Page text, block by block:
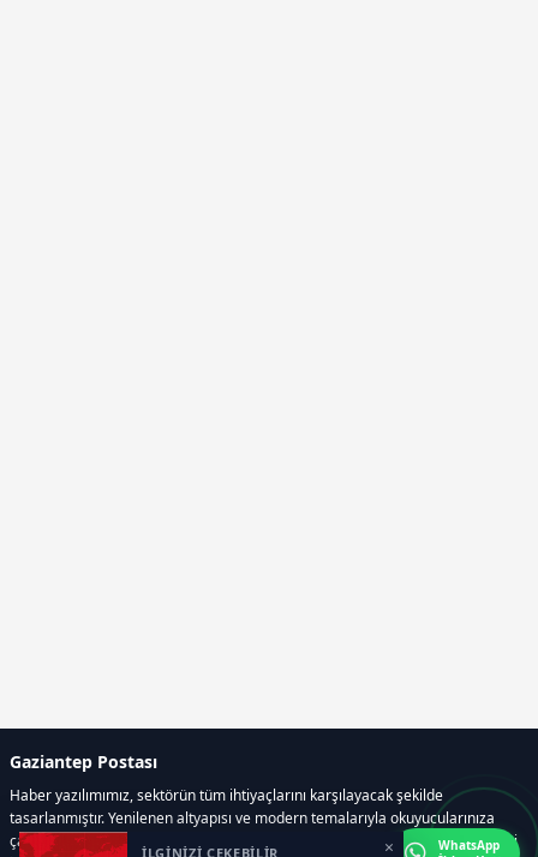
İLGİNİZİ ÇEKEBİLİR ×
Gaziantep Postası
Haber yazılımımız, sektörün tüm ihtiyaçlarını karşılayacak şekilde
tasarlanmıştır. Yenilenen altyapısı ve modern temalarıyla okuyucularınıza
çağdaş bir deneyim sunar. Sistemimiz, haber sitesinde gerekli tüm modülleri
WhatsApp